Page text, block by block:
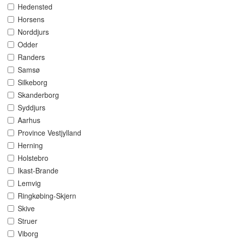
Hedensted
Horsens
Norddjurs
Odder
Randers
Samsø
Silkeborg
Skanderborg
Syddjurs
Aarhus
Province Vestjylland
Herning
Holstebro
Ikast-Brande
Lemvig
Ringkøbing-Skjern
Skive
Struer
Viborg